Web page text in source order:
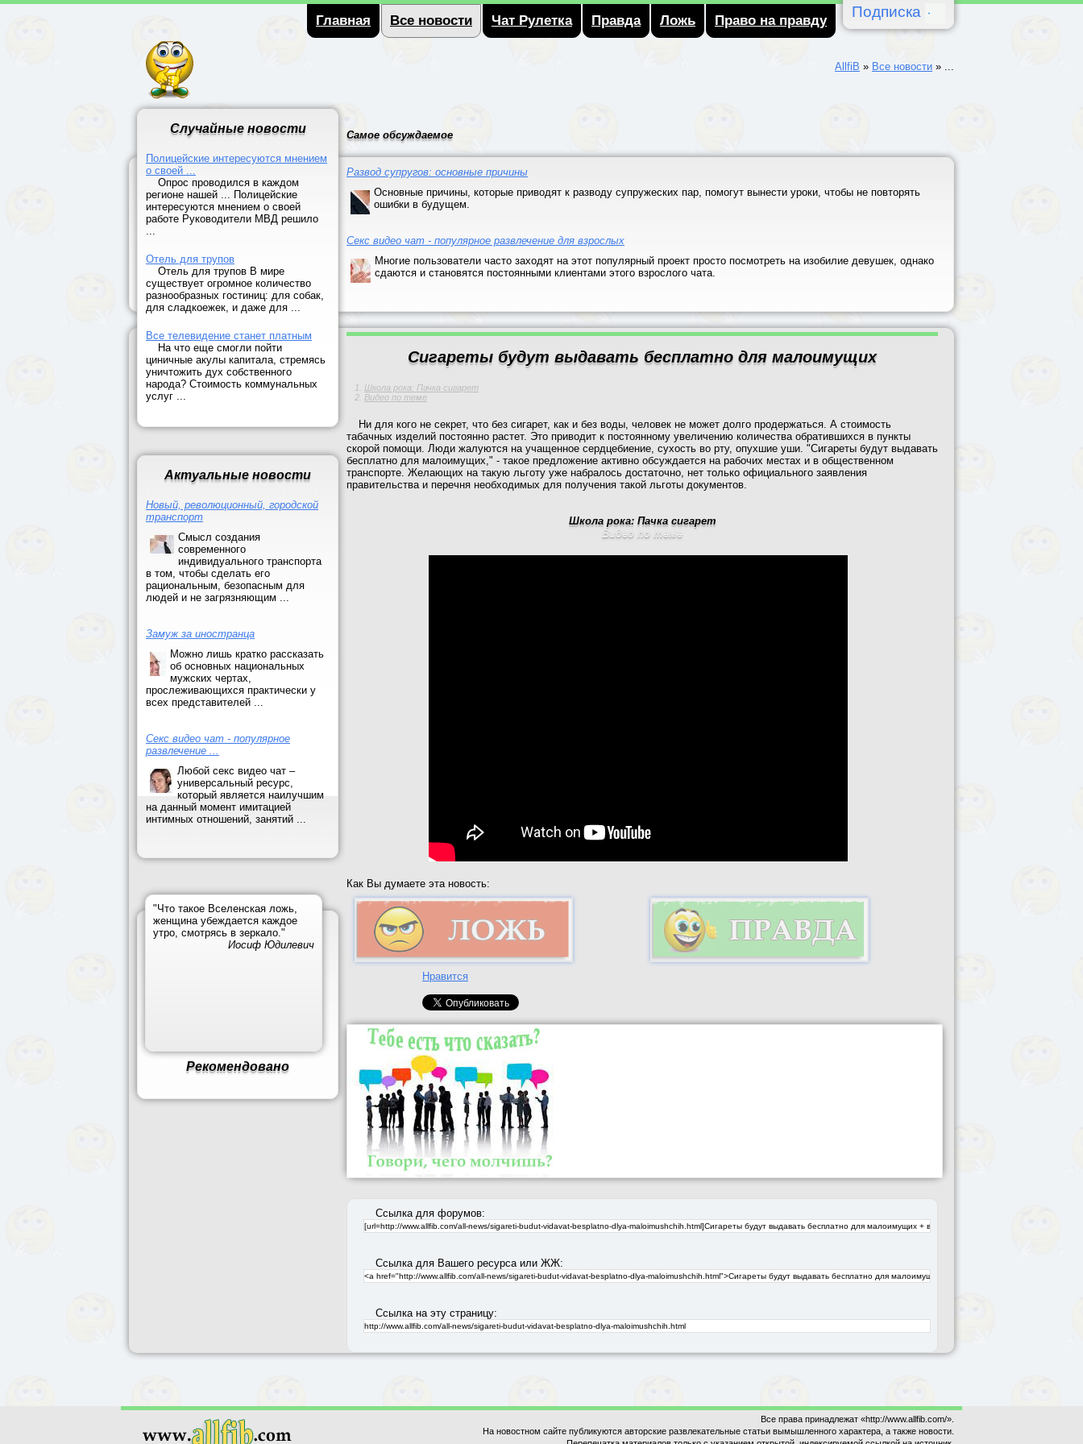
Подписка
Главная Все новости Чат Рулетка Правда Ложь Право на правду
AllfiB » Все новости » ...
Случайные новости
Полицейские интересуются мнением
о своей ...
Опрос проводился в каждом
регионе нашей ... Полицейские
интересуются мнением о своей
работе Руководители МВД решило
...
Отель для трупов
Отель для трупов В мире
существует огромное количество
разнообразных гостиниц: для собак,
для сладкоежек, и даже для ...
Все телевидение станет платным
На что еще смогли пойти
циничные акулы капитала, стремясь
уничтожить дух собственного
народа? Стоимость коммунальных
услуг ...
Актуальные новости
Новый, революционный, городской
транспорт
Смысл создания
современного
индивидуального транспорта
в том, чтобы сделать его
рациональным, безопасным для
людей и не загрязняющим ...
Замуж за иностранца
Можно лишь кратко рассказать
об основных национальных
мужских чертах,
прослеживающихся практически у
всех представителей ...
Секс видео чат - популярное
развлечение ...
Любой секс видео чат –
универсальный ресурс,
который является наилучшим
на данный момент имитацией
интимных отношений, занятий ...
"Что такое Вселенская ложь,
женщина убеждается каждое
утро, смотрясь в зеркало."
Иосиф Юдилевич
Рекомендовано
Самое обсуждаемое
Развод супругов: основные причины
Основные причины, которые приводят к разводу супружеских пар, помогут вынести уроки, чтобы не повторять
ошибки в будущем.
Секс видео чат - популярное развлечение для взрослых
Многие пользователи часто заходят на этот популярный проект просто посмотреть на изобилие девушек, однако
сдаются и становятся постоянными клиентами этого взрослого чата.
Сигареты будут выдавать бесплатно для малоимущих
Школа рока: Пачка сигарет
Видео по теме
Ни для кого не секрет, что без сигарет, как и без воды, человек не может долго продержаться. А стоимость
табачных изделий постоянно растет. Это приводит к постоянному увеличению количества обратившихся в пункты
скорой помощи. Люди жалуются на учащенное сердцебиение, сухость во рту, опухшие уши. "Сигареты будут выдавать
бесплатно для малоимущих," - такое предложение активно обсуждается на рабочих местах и в общественном
транспорте. Желающих на такую льготу уже набралось достаточно, нет только официального заявления
правительства и перечня необходимых для получения такой льготы документов.
Школа рока: Пачка сигарет
Видео по теме
Как Вы думаете эта новость:
Нравится
Ссылка для форумов:
Ссылка для Вашего ресурса или ЖЖ:
Ссылка на эту страницу:
Все права принадлежат «http://www.allfib.com/».
На новостном сайте публикуются авторские развлекательные статьи вымышленного характера, а также новости.